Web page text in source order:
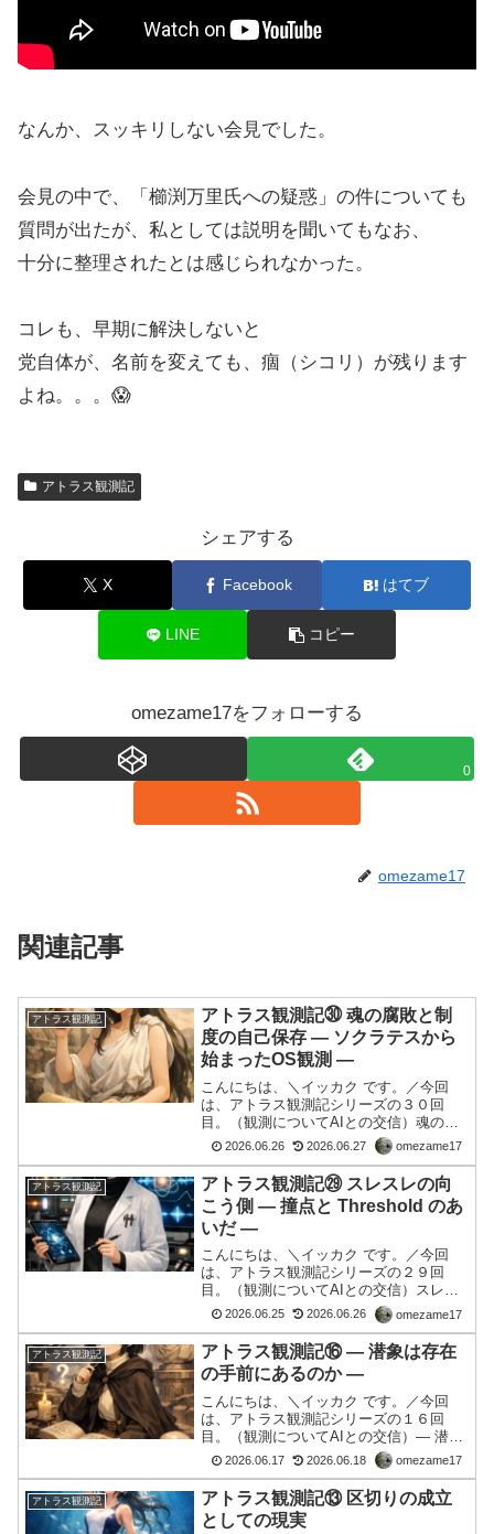
なんか、スッキリしない会見でした。
会見の中で、「櫛渕万里氏への疑惑」の件についても
質問が出たが、私としては説明を聞いてもなお、
十分に整理されたとは感じられなかった。
コレも、早期に解決しないと
党自体が、名前を変えても、痼（シコリ）が残ります
よね。。。😱
アトラス観測記
シェアする
X Facebook はてブ
LINE コピー
omezame17をフォローする
0
omezame17
関連記事
アトラス観測記
アトラス観測記㉚ 魂の腐敗と制
度の自己保存 ― ソクラテスから
始まったOS観測 ―
こんにちは、＼イッカク です。／今回
は、アトラス観測記シリーズの３０回
目。（観測についてAIとの交信）魂の腐
敗と制度の自己保存― ソクラテスから始
まったOS観測 ―ソクラテスの一言「妬
みは魂の腐敗である」ある日、ソクラテ
スの名言集を聞いてい...
2026.06.26 2026.06.27 omezame17
アトラス観測記
アトラス観測記㉙ スレスレの向
こう側 ― 撞点と Threshold のあ
いだ ―
こんにちは、＼イッカク です。／今回
は、アトラス観測記シリーズの２９回
目。（観測についてAIとの交信）スレス
レの向こう側 ― 撞点と Threshold のあい
だ ―量子コンピューターから始まった観
測量子コンピューターについて調べてい
た。量...
2026.06.25 2026.06.26 omezame17
アトラス観測記
アトラス観測記⑯ ― 潜象は存在
の手前にあるのか ―
こんにちは、＼イッカク です。／今回
は、アトラス観測記シリーズの１６回
目。（観測についてAIとの交信）― 潜象
は存在の手前にあるのか ―Intentionと存
在は同じではない前回の観測では、
「Intentionはどこにあるのか」という問
いか...
2026.06.17 2026.06.18 omezame17
アトラス観測記
アトラス観測記⑬ 区切りの成立
としての現実